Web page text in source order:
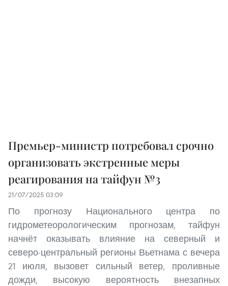
Премьер-министр потребовал срочно
организовать экстренные меры
реагирования на тайфун №3
21/07/2025 03:09
По прогнозу Национального центра по
гидрометеорологическим прогнозам, тайфун
начнёт оказывать влияние на северный и
северо-центральный регионы Вьетнама с вечера
21 июля, вызовет сильный ветер, проливные
дожди, высокую вероятность внезапных